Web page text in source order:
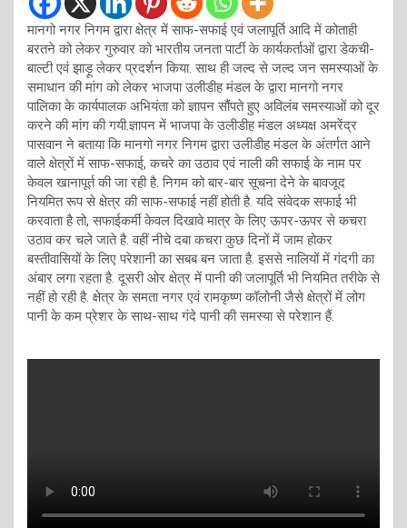
मानगो नगर निगम द्वारा क्षेत्र में साफ-सफाई एवं जलापूर्ति आदि में कोताही
बरतने को लेकर गुरुवार को भारतीय जनता पार्टी के कार्यकर्ताओं द्वारा डेकची-
बाल्टी एवं झाड़ू लेकर प्रदर्शन किया. साथ ही जल्द से जल्द जन समस्याओं के
समाधान की मांग को लेकर भाजपा उलीडीह मंडल के द्वारा मानगो नगर
पालिका के कार्यपालक अभियंता को ज्ञापन सौंपते हुए अविलंब समस्याओं को दूर
करने की मांग की गयी.ज्ञापन में भाजपा के उलीडीह मंडल अध्यक्ष अमरेंद्र
पासवान ने बताया कि मानगो नगर निगम द्वारा उलीडीह मंडल के अंतर्गत आने
वाले क्षेत्रों में साफ-सफाई, कचरे का उठाव एवं नाली की सफाई के नाम पर
केवल खानापूर्त की जा रही है. निगम को बार-बार सूचना देने के बावजूद
नियमित रूप से क्षेत्र की साफ-सफाई नहीं होती है. यदि संवेदक सफाई भी
करवाता है तो, सफाईकर्मी केवल दिखावे मात्र के लिए ऊपर-ऊपर से कचरा
उठाव कर चले जाते है. वहीं नीचे दबा कचरा कुछ दिनों में जाम होकर
बस्तीवासियों के लिए परेशानी का सबब बन जाता है. इससे नालियों में गंदगी का
अंबार लगा रहता है. दूसरी ओर क्षेत्र में पानी की जलापूर्ति भी नियमित तरीके से
नहीं हो रही है. क्षेत्र के समता नगर एवं रामकृष्ण कॉलोनी जैसे क्षेत्रों में लोग
पानी के कम प्रेशर के साथ-साथ गंदे पानी की समस्या से परेशान हैं.